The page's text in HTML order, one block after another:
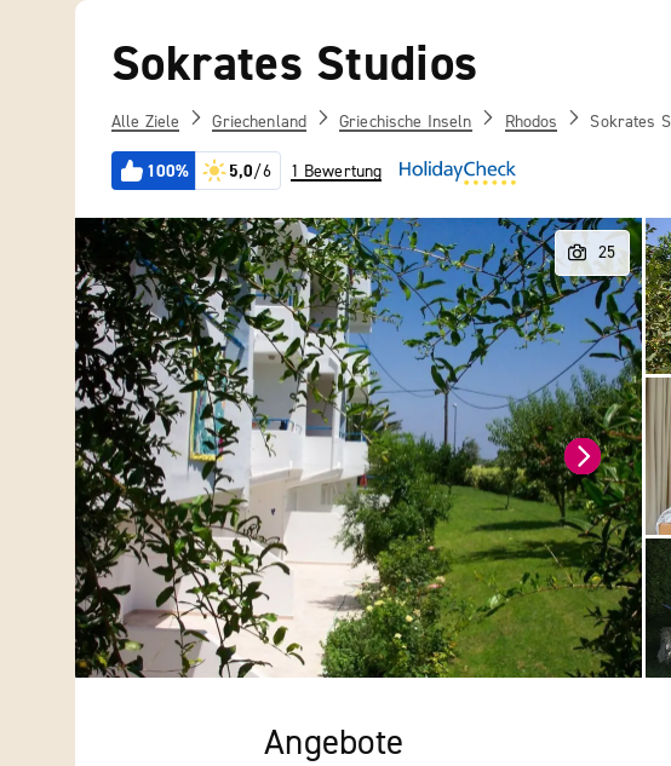
Sokrates Studios
Alle Ziele Griechenland Griechische Inseln Rhodos Sokrates
100% 5,0/6 1 Bewertung
Angebote